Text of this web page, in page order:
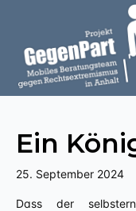
Ein
25. September 2024
Dass der selbsternannte Souverän vom „Königreich